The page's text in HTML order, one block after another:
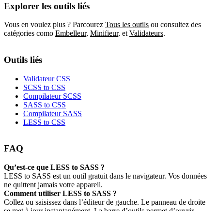
Explorer les outils liés
Vous en voulez plus ? Parcourez Tous les outils ou consultez des
catégories como Embelleur, Minifieur, et Validateurs.
Outils liés
Validateur CSS
SCSS to CSS
Compilateur SCSS
SASS to CSS
Compilateur SASS
LESS to CSS
FAQ
Qu’est‑ce que LESS to SASS ?
LESS to SASS est un outil gratuit dans le navigateur. Vos données
ne quittent jamais votre appareil.
Comment utiliser LESS to SASS ?
Collez ou saisissez dans l’éditeur de gauche. Le panneau de droite